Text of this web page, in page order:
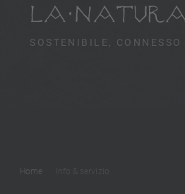
LA NATURA
SOSTENIBILE, CONNESSO
Home Info & servizio